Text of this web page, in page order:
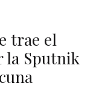
trae el
la Sputnik